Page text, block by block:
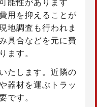
能性があります
用を抑えることが
地調査も行われま
具合などを元に費
ます。
たします。近隣の
器材を運ぶトラッ
です。